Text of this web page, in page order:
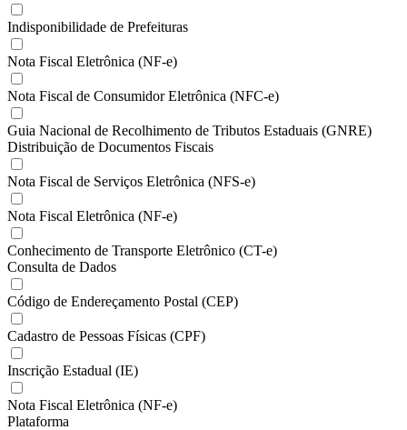
Indisponibilidade de Prefeituras
Nota Fiscal Eletrônica (NF-e)
Nota Fiscal de Consumidor Eletrônica (NFC-e)
Guia Nacional de Recolhimento de Tributos Estaduais (GNRE)
Distribuição de Documentos Fiscais
Nota Fiscal de Serviços Eletrônica (NFS-e)
Nota Fiscal Eletrônica (NF-e)
Conhecimento de Transporte Eletrônico (CT-e)
Consulta de Dados
Código de Endereçamento Postal (CEP)
Cadastro de Pessoas Físicas (CPF)
Inscrição Estadual (IE)
Nota Fiscal Eletrônica (NF-e)
Plataforma